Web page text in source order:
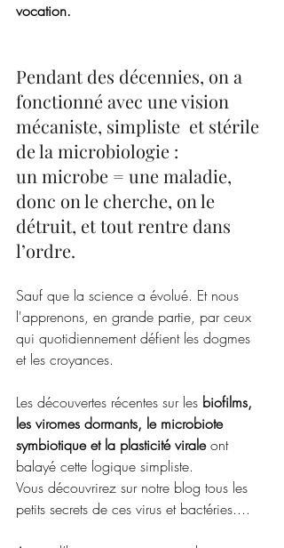
vocation.
Pendant des décennies, on a
fonctionné avec une vision
mécaniste, simpliste  et stérile
de la microbiologie :
un microbe = une maladie,
donc on le cherche, on le
détruit, et tout rentre dans
l’ordre.
Sauf que la science a évolué. Et nous
l'apprenons, en grande partie, par ceux
qui quotidiennement défient les dogmes
et les croyances.
Les découvertes récentes sur les biofilms,
les viromes dormants, le microbiote
symbiotique et la plasticité virale ont
balayé cette logique simpliste.
Vous découvrirez sur notre blog tous les
petits secrets de ces virus et bactéries....